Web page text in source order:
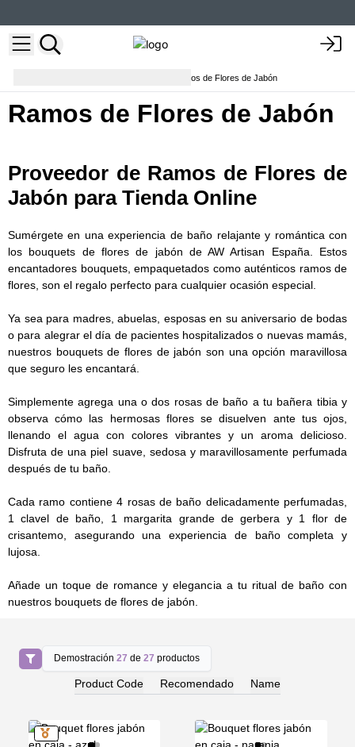
Ramos de Flores de Jabón
Ramos de Flores de Jabón
Proveedor de Ramos de Flores de
Jabón para Tienda Online
Sumérgete en una experiencia de baño relajante y romántica con
los bouquets de flores de jabón de AW Artisan España. Estos
encantadores bouquets, empaquetados como auténticos ramos de
flores, son el regalo perfecto para cualquier ocasión especial.
Ya sea para madres, abuelas, esposas en su aniversario de bodas
o para alegrar el día de pacientes hospitalizados o nuevas mamás,
nuestros bouquets de flores de jabón son una opción maravillosa
que seguro les encantará.
Simplemente agrega una o dos rosas de baño a tu bañera tibia y
observa cómo las hermosas flores se disuelven ante tus ojos,
llenando el agua con colores vibrantes y un aroma delicioso.
Disfruta de una piel suave, sedosa y maravillosamente perfumada
después de tu baño.
Cada ramo contiene 4 rosas de baño delicadamente perfumadas,
1 clavel de baño, 1 margarita grande de gerbera y 1 flor de
crisantemo, asegurando una experiencia de baño completa y
lujosa.
Añade un toque de romance y elegancia a tu ritual de baño con
nuestros bouquets de flores de jabón.
Demostración27 de27 productos
Product Code Recomendado Name